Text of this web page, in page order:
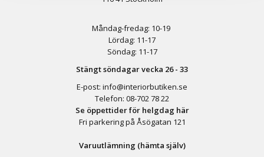
Måndag-fredag: 10-19
Lördag: 11-17
Söndag: 11-17
Stängt söndagar vecka 26 - 33
E-post: info@interiorbutiken.se
Telefon: 08-702 78 22
Se öppettider för helgdag här
Fri parkering på Åsögatan 121
Varuutlämning (hämta själv)